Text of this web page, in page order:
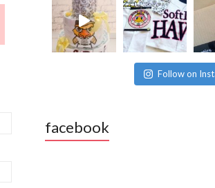
Follow on
facebook